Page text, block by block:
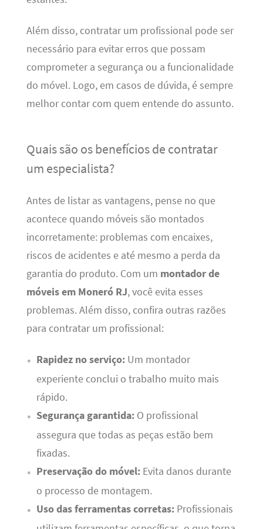
Além disso, contratar um profissional pode ser
necessário para evitar erros que possam
comprometer a segurança ou a funcionalidade
do móvel. Logo, em casos de dúvida, é sempre
melhor contar com quem entende do assunto.
Quais são os benefícios de contratar
um especialista?
Antes de listar as vantagens, pense no que
acontece quando móveis são montados
incorretamente: problemas com encaixes,
riscos de acidentes e até mesmo a perda da
garantia do produto. Com um montador de
móveis em Moneró RJ, você evita esses
problemas. Além disso, confira outras razões
para contratar um profissional:
Rapidez no serviço:Um montador
experiente conclui o trabalho muito mais
rápido.
Segurança garantida:O profissional
assegura que todas as peças estão bem
fixadas.
Preservação do móvel:Evita danos durante
o processo de montagem.
Uso das ferramentas corretas:Profissionais